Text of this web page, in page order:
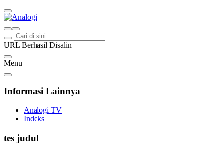
Analogi
Akurat Mengabari
URL Berhasil Disalin
Menu
Informasi Lainnya
Analogi TV
Indeks
tes judul